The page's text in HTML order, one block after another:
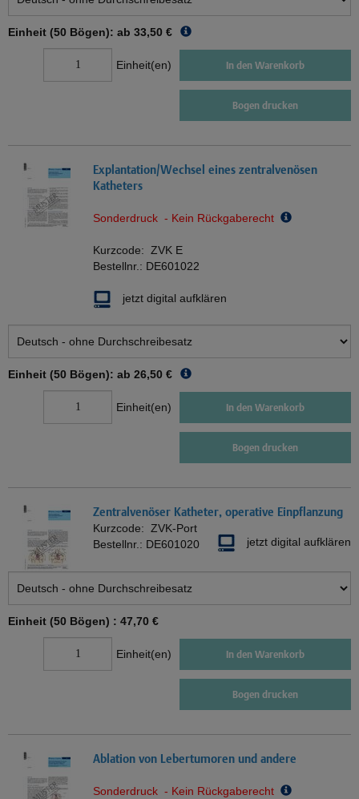
Einheit (50 Bögen): ab 33,50 €
Einheit(en) In den Warenkorb
Bogen drucken
Explantation/Wechsel eines zentralvenösen
Katheters
Sonderdruck - Kein Rückgaberecht
Kurzcode: ZVK E
Bestellnr.: DE601022
jetzt digital aufklären
Einheit (50 Bögen): ab 26,50 €
Einheit(en) In den Warenkorb
Bogen drucken
Zentralvenöser Katheter, operative Einpflanzung
Kurzcode: ZVK-Port
Bestellnr.: DE601020 jetzt digital aufklären
Einheit (50 Bögen) : 47,70 €
Einheit(en) In den Warenkorb
Bogen drucken
Ablation von Lebertumoren und andere
Sonderdruck - Kein Rückgaberecht